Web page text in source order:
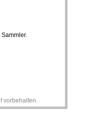
vorbehalten.